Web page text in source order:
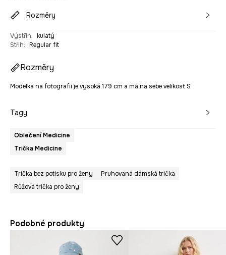
Rozměry
Výstřih: kulatý
Střih: Regular fit
Rozměry
Modelka na fotografii je vysoká 179 cm a má na sebe velikost S
Tagy
Oblečení Medicine
Trička Medicine
Trička bez potisku pro ženy
Pruhovaná dámská trička
Růžová trička pro ženy
Podobné produkty